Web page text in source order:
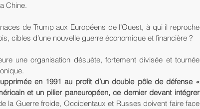
Chine.
de Trump aux Européens de l’Ouest, à qui il reproche
cibles d’une nouvelle guerre économique et financière ?
en 1991 au profit d’un double pôle de défense «
et un pilier paneuropéen, ce dernier devant intégrer
la Guerre froide, Occidentaux et Russes doivent faire face